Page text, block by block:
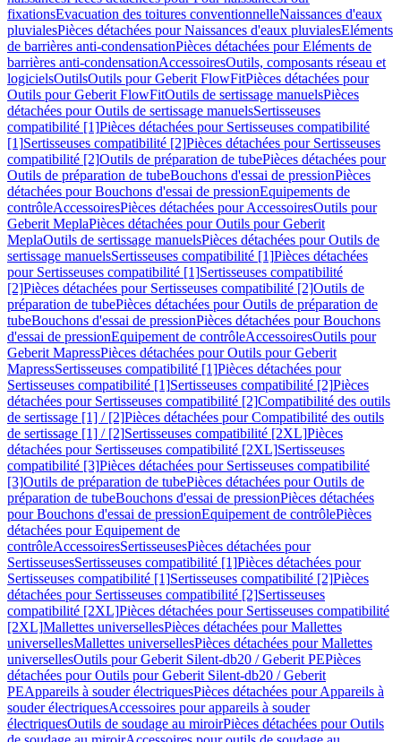
fixationsEvacuation des toitures conventionnelleNaissances d'eaux
pluvialesPièces détachées pour Naissances d'eaux pluvialesEléments
de barrières anti-condensationPièces détachées pour Eléments de
barrières anti-condensationAccessoiresOutils, composants réseau et
logicielsOutilsOutils pour Geberit FlowFitPièces détachées pour
Outils pour Geberit FlowFitOutils de sertissage manuelsPièces
détachées pour Outils de sertissage manuelsSertisseuses
compatibilité [1]Pièces détachées pour Sertisseuses compatibilité
[1]Sertisseuses compatibilité [2]Pièces détachées pour Sertisseuses
compatibilité [2]Outils de préparation de tubePièces détachées pour
Outils de préparation de tubeBouchons d'essai de pressionPièces
détachées pour Bouchons d'essai de pressionEquipements de
contrôleAccessoiresPièces détachées pour AccessoiresOutils pour
Geberit MeplaPièces détachées pour Outils pour Geberit
MeplaOutils de sertissage manuelsPièces détachées pour Outils de
sertissage manuelsSertisseuses compatibilité [1]Pièces détachées
pour Sertisseuses compatibilité [1]Sertisseuses compatibilité
[2]Pièces détachées pour Sertisseuses compatibilité [2]Outils de
préparation de tubePièces détachées pour Outils de préparation de
tubeBouchons d'essai de pressionPièces détachées pour Bouchons
d'essai de pressionEquipement de contrôleAccessoiresOutils pour
Geberit MapressPièces détachées pour Outils pour Geberit
MapressSertisseuses compatibilité [1]Pièces détachées pour
Sertisseuses compatibilité [1]Sertisseuses compatibilité [2]Pièces
détachées pour Sertisseuses compatibilité [2]Compatibilité des outils
de sertissage [1] / [2]Pièces détachées pour Compatibilité des outils
de sertissage [1] / [2]Sertisseuses compatibilité [2XL]Pièces
détachées pour Sertisseuses compatibilité [2XL]Sertisseuses
compatibilité [3]Pièces détachées pour Sertisseuses compatibilité
[3]Outils de préparation de tubePièces détachées pour Outils de
préparation de tubeBouchons d'essai de pressionPièces détachées
pour Bouchons d'essai de pressionEquipement de contrôlePièces
détachées pour Equipement de
contrôleAccessoiresSertisseusesPièces détachées pour
SertisseusesSertisseuses compatibilité [1]Pièces détachées pour
Sertisseuses compatibilité [1]Sertisseuses compatibilité [2]Pièces
détachées pour Sertisseuses compatibilité [2]Sertisseuses
compatibilité [2XL]Pièces détachées pour Sertisseuses compatibilité
[2XL]Mallettes universellesPièces détachées pour Mallettes
universellesMallettes universellesPièces détachées pour Mallettes
universellesOutils pour Geberit Silent-db20 / Geberit PEPièces
détachées pour Outils pour Geberit Silent-db20 / Geberit
PEAppareils à souder électriquesPièces détachées pour Appareils à
souder électriquesAccessoires pour appareils à souder
électriquesOutils de soudage au miroirPièces détachées pour Outils